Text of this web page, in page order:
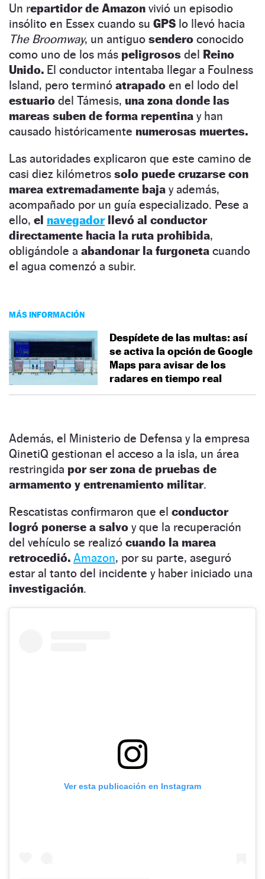
Un repartidor de Amazon vivió un episodio
insólito en Essex cuando su GPS lo llevó hacia
The Broomway, un antiguo sendero conocido
como uno de los más peligrosos del Reino
Unido. El conductor intentaba llegar a Foulness
Island, pero terminó atrapado en el lodo del
estuario del Támesis, una zona donde las
mareas suben de forma repentina y han
causado históricamente numerosas muertes.
Las autoridades explicaron que este camino de
casi diez kilómetros solo puede cruzarse con
marea extremadamente baja y además,
acompañado por un guía especializado. Pese a
ello, el navegadorllevó al conductor
directamente hacia la ruta prohibida,
obligándole a abandonar la furgoneta cuando
el agua comenzó a subir.
MÁS INFORMACIÓN
Despídete de las multas: así
se activa la opción de Google
Maps para avisar de los
radares en tiempo real
Además, el Ministerio de Defensa y la empresa
QinetiQ gestionan el acceso a la isla, un área
restringida por ser zona de pruebas de
armamento y entrenamiento militar.
Rescatistas confirmaron que el conductor
logró ponerse a salvo y que la recuperación
del vehículo se realizó cuando la marea
retrocedió. Amazon, por su parte, aseguró
estar al tanto del incidente y haber iniciado una
investigación.
Ver esta publicación en Instagram